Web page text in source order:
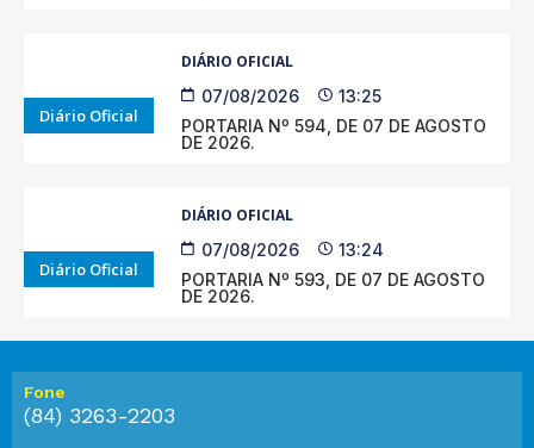
Diário Oficial
DIÁRIO OFICIAL
07/08/2026
13:25
PORTARIA Nº 594, DE 07 DE AGOSTO
DE 2026.
Diário Oficial
DIÁRIO OFICIAL
07/08/2026
13:24
PORTARIA Nº 593, DE 07 DE AGOSTO
DE 2026.
Fone
(84) 3263-2203